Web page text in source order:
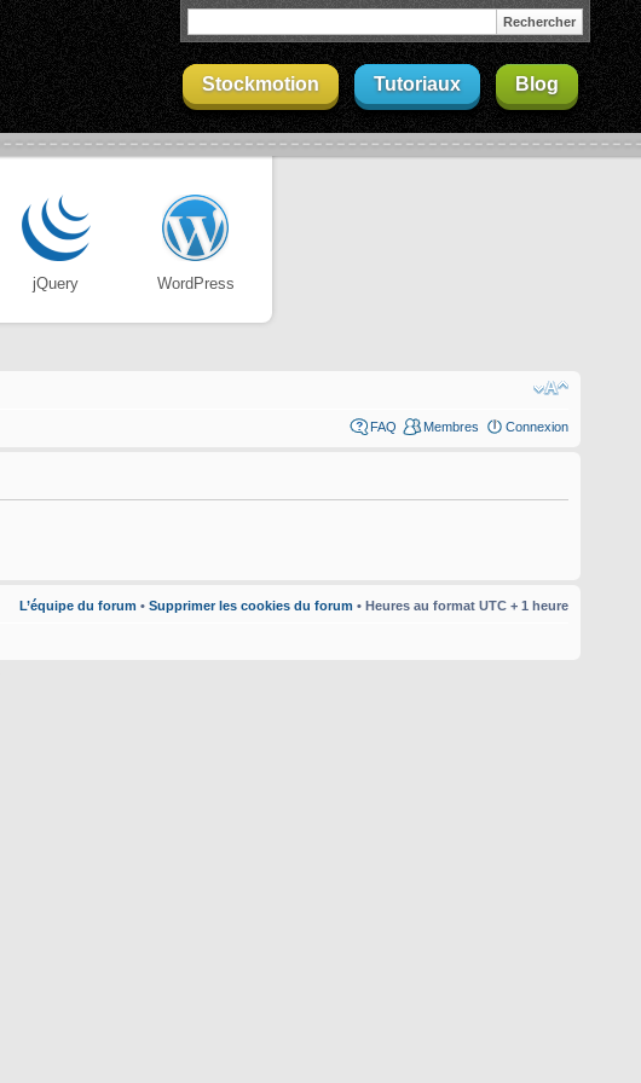
Stockmotion Tutoriaux Blog
jQuery WordPress
FAQ Membres Connexion
L’équipe du forum • Supprimer les cookies du forum • Heures au format UTC + 1 heure